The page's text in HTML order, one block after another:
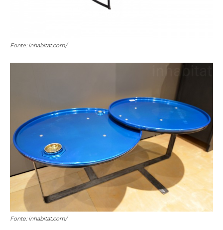
Fonte: inhabitat.com/
Fonte: inhabitat.com/